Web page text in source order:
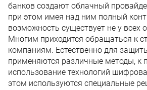
банков создают облачный
при этом имея над ним полный
возможность существует не у всех
Многим приходится обращаться к
компаниям. Естественно для
применяются различные методы, к
использование технологий
этом используются специальные